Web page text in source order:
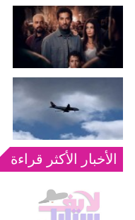
الأخبار الأكثر قراءة